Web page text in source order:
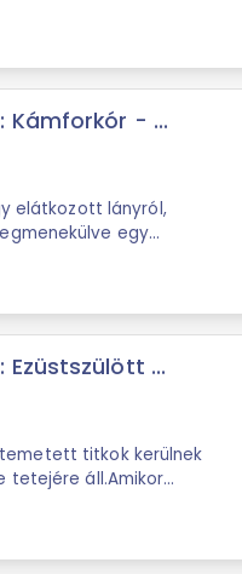
Kámforkór - ...
elátkozott lányról,
egy
Ezüstszülött ...
titkok kerülnek
tetejére áll.Amikor